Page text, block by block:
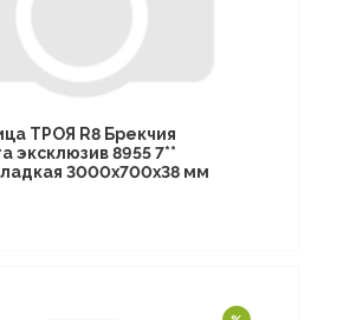
ТРОЯ R8 Брекчия
эксклюзив 8955 7**
3000х700х38 мм